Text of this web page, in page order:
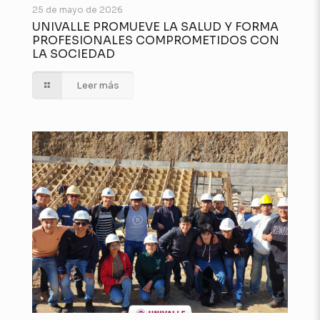
25 de mayo de 2026
UNIVALLE PROMUEVE LA SALUD Y FORMA
PROFESIONALES COMPROMETIDOS CON
LA SOCIEDAD
Leer más